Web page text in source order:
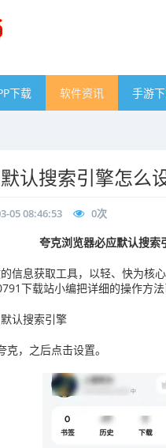
下载 软件资讯 手游
认搜索引擎怎么
05 08:46:53 0次
夸克浏览器必应默认搜索
信息获取工具，以轻、快为核
下载站小编把详细的操作方
认搜索引擎
，之后点击设置。